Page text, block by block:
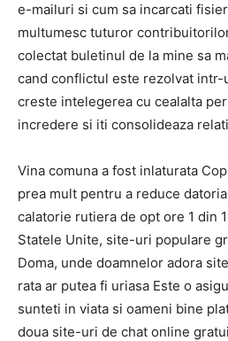
e-mailuri si cum sa incarcati
multumesc tuturor
colectat buletinul de la mine sa
cand conflictul este rezolvat intr-
creste intelegerea cu cealalta
incredere si iti consolideaza
Vina comuna a fost inlaturata
prea mult pentru a reduce
calatorie rutiera de opt ore 1 din
Statele Unite, site-uri populare
Doma, unde doamnelor adora
rata ar putea fi uriasa Este o
sunteti in viata si oameni bine
doua site-uri de chat online